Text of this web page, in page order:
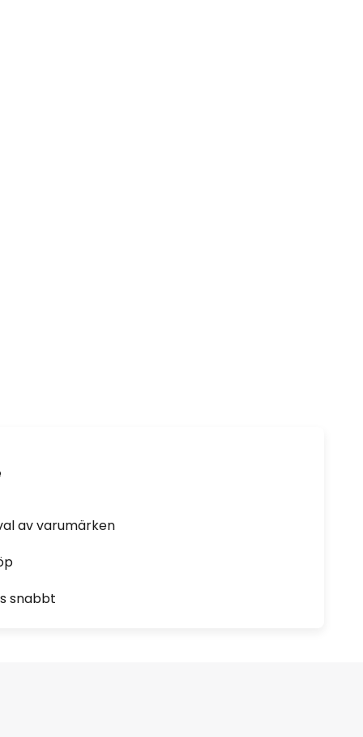
av varumärken
snabbt